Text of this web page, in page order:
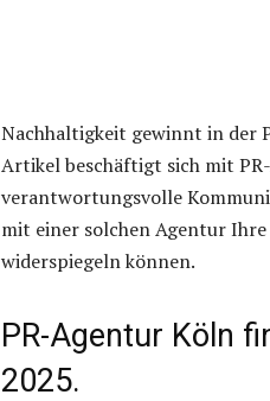
Nachhaltigkeit gewinnt in der
Artikel beschäftigt sich mit
verantwortungsvolle
mit einer solchen Agentur
widerspiegeln können.
PR-Agentur Köln
2025.